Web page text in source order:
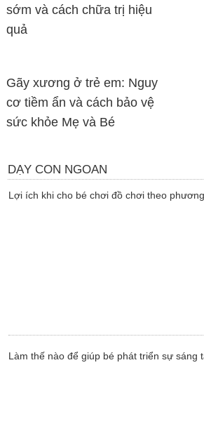
sớm và cách chữa trị hiệu
quả
Gãy xương ở trẻ em: Nguy
cơ tiềm ẩn và cách bảo vệ
sức khỏe Mẹ và Bé
DẠY CON NGOAN
Lợi ích khi cho bé chơi đồ chơi theo
Làm thế nào để giúp bé phát triển sự sáng